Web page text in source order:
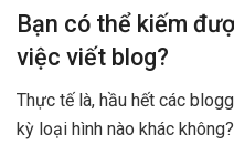
Bạn có thể kiếm
việc viết blog?
Thực tế là, hầu hết các
kỳ loại hình nào khác không?